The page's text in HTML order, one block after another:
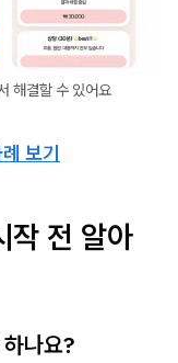
해결할 수 있어요
보기
전 알아
나요?